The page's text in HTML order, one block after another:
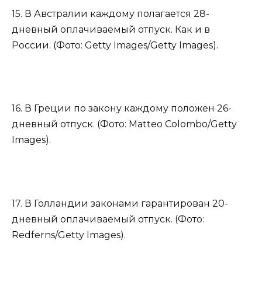
15. В Австралии каждому полагается 28-
дневный оплачиваемый отпуск. Как и в
России. (Фото: Getty Images/Getty Images).
16. В Греции по закону каждому положен 26-
дневный отпуск. (Фото: Matteo Colombo/Getty
Images).
17. В Голландии законами гарантирован 20-
дневный оплачиваемый отпуск. (Фото:
Redferns/Getty Images).